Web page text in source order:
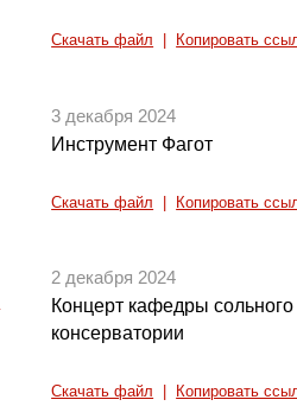
Скачать файл Копировать
3 декабря 2024
Инструмент Фагот
Скачать файл Копировать
2 декабря 2024
Концерт кафедры
консерватории
Скачать файл Копировать